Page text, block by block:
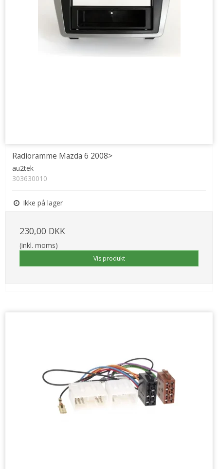
Radioramme Mazda 6 2008>
au2tek
303630010
Ikke på lager
230,00 DKK
(inkl. moms)
Vis produkt